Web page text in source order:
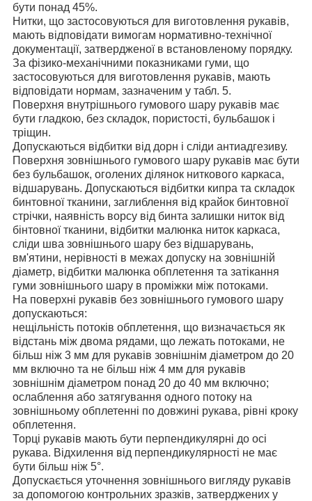
бути понад 45%.
Нитки, що застосовуються для виготовлення рукавів,
мають відповідати вимогам нормативно-технічної
документації, затвердженої в встановленому порядку.
За фізико-механічними показниками гуми, що
застосовуються для виготовлення рукавів, мають
відповідати нормам, зазначеним у табл. 5.
Поверхня внутрішнього гумового шару рукавів має
бути гладкою, без складок, пористості, бульбашок і
тріщин.
Допускаються відбитки від дорн і сліди антиадгезиву.
Поверхня зовнішнього гумового шару рукавів має бути
без бульбашок, оголених ділянок ниткового каркаса,
відшарувань. Допускаються відбитки кипра та складок
бинтовної тканини, заглиблення від крайок бинтовної
стрічки, наявність ворсу від бинта залишки ниток від
бінтовної тканини, відбитки малюнка ниток каркаса,
сліди шва зовнішнього шару без відшарувань,
вм'ятини, нерівності в межах допуску на зовнішній
діаметр, відбитки малюнка обплетення та затікання
гуми зовнішнього шару в проміжки між потоками.
На поверхні рукавів без зовнішнього гумового шару
допускаються:
нещільність потоків обплетення, що визначається як
відстань між двома рядами, що лежать потоками, не
більш ніж 3 мм для рукавів зовнішнім діаметром до 20
мм включно та не більш ніж 4 мм для рукавів
зовнішнім діаметром понад 20 до 40 мм включно;
ослаблення або затягування одного потоку на
зовнішньому обплетенні по довжині рукава, рівні кроку
обплетення.
Торці рукавів мають бути перпендикулярні до осі
рукава. Відхилення від перпендикулярності не має
бути більш ніж 5°.
Допускається уточнення зовнішнього вигляду рукавів
за допомогою контрольних зразків, затверджених у